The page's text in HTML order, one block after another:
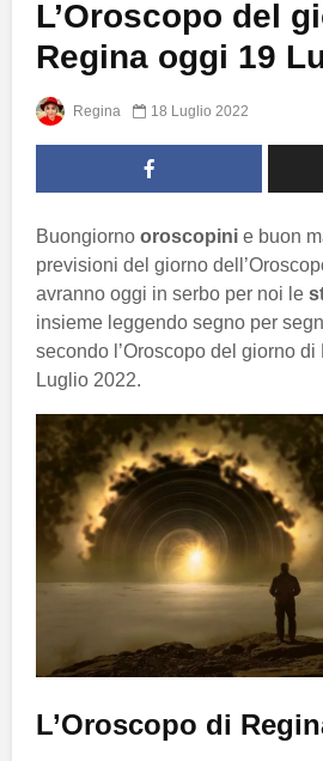
L’Oroscopo del
Regina oggi 19
Regina 18 Luglio 2022
Buongiorno oroscopini e buon
previsioni del giorno
avranno oggi in serbo per noi le
insieme leggendo segno per
secondo l’Oroscopo del giorno
Luglio 2022.
L’Oroscopo di